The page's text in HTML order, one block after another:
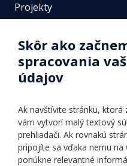
Projekty
Fotogalérie
Identifikačné údaje školy
Úradné hodiny
Vnútorný poriadok
Ponuka jazykov
Skôr ako
spracovania
údajov
Ak navštívite stránku, ktorá
vám vytvorí malý textový
prehliadači. Ak rovnakú
pripojíte sa vďaka nemu na
ponúkne relevantné